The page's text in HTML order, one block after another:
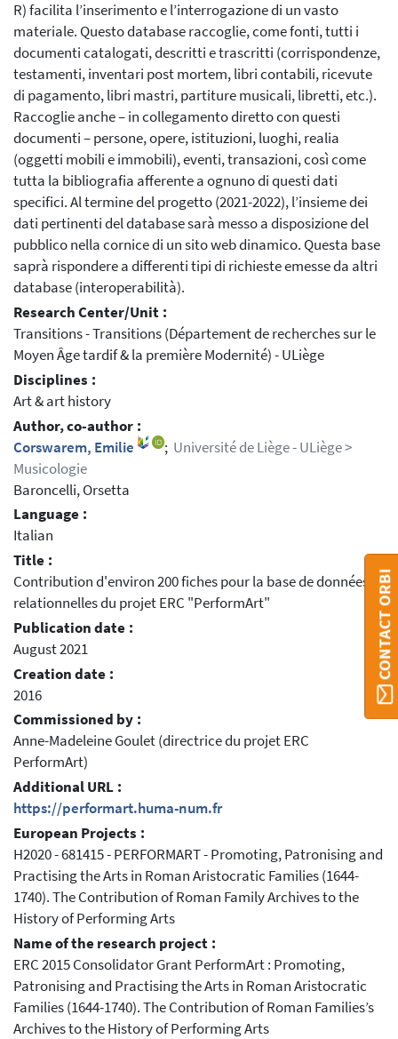
R) facilita l’inserimento e l’interrogazione di un vasto
materiale. Questo database raccoglie, come fonti, tutti i
documenti catalogati, descritti e trascritti (corrispondenze,
testamenti, inventari post mortem, libri contabili, ricevute
di pagamento, libri mastri, partiture musicali, libretti, etc.).
Raccoglie anche – in collegamento diretto con questi
documenti – persone, opere, istituzioni, luoghi, realia
(oggetti mobili e immobili), eventi, transazioni, così come
tutta la bibliografia afferente a ognuno di questi dati
specifici. Al termine del progetto (2021-2022), l’insieme dei
dati pertinenti del database sarà messo a disposizione del
pubblico nella cornice di un sito web dinamico. Questa base
saprà rispondere a differenti tipi di richieste emesse da altri
database (interoperabilità).
Research Center/Unit :
Transitions - Transitions (Département de recherches sur le
Moyen Âge tardif & la première Modernité) - ULiège
Disciplines :
Art & art history
Author, co-author :
Corswarem, Emilie
; Université de Liège - ULiège >
Musicologie
Baroncelli, Orsetta
Language :
Italian
Title :
Contribution d'environ 200 fiches pour la base de données
relationnelles du projet ERC "PerformArt"
Publication date :
August 2021
Creation date :
2016
Commissioned by :
Anne-Madeleine Goulet (directrice du projet ERC
PerformArt)
Additional URL :
https://performart.huma-num.fr
European Projects :
H2020 - 681415 - PERFORMART - Promoting, Patronising and
Practising the Arts in Roman Aristocratic Families (1644-
1740). The Contribution of Roman Family Archives to the
History of Performing Arts
Name of the research project :
ERC 2015 Consolidator Grant PerformArt : Promoting,
Patronising and Practising the Arts in Roman Aristocratic
Families (1644-1740). The Contribution of Roman Families’s
Archives to the History of Performing Arts
CONTACT ORBI